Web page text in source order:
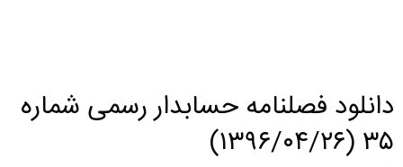
دانلود فصلنامه حسابدار رسمی شماره
۳۵ (۱۳۹۶/۰۴/۲۶)